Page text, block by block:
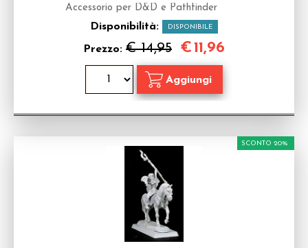
Accessorio per D&D e Pathfinder
Disponibilità: DISPONIBILE
Prezzo: € 14,95 €11,96
SCONTO 20%